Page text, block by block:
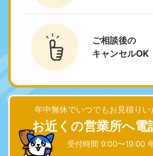
ご相談後の
キャンセルOK
年中無休でいつでもお見積りい
お近くの営業所へ電
受付時間 9:00〜19:00
9:00〜19:00 年中無休
群馬県
050-1881-5267
9:00〜19:00 年中無休
愛知県
050-1881-5255
9:00〜19:00 年中無休
岐
050-
9:00〜
静岡県
050-1881-5256
9:00〜19:00 年中無休
長
050-
9:00〜